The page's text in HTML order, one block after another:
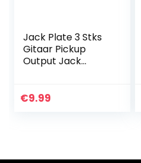
Jack Plate 3 Stks
Gitaar Pickup
Output Jack
Plaat voor
€9.99